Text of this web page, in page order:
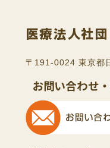
〒191-0024 東京都